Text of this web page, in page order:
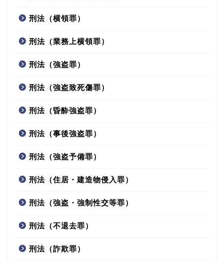
刑法（横領罪）
刑法（業務上横領罪）
刑法（強盗罪）
刑法（強盗致死傷罪）
刑法（昏酔強盗罪）
刑法（事後強盗罪）
刑法（強盗予備罪）
刑法（住居・建造物侵入罪）
刑法（強盗・強制性交等罪）
刑法（不退去罪）
刑法（詐欺罪）